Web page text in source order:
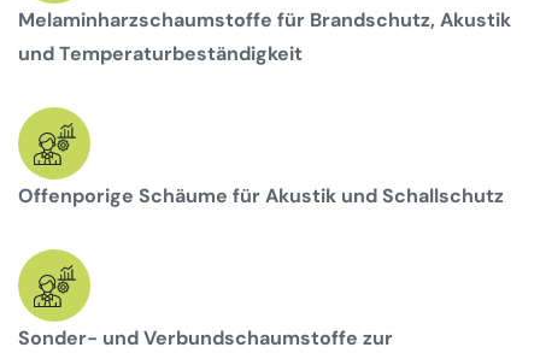
Melaminharzschaumstoffe für Brandschutz, Akustik
und Temperaturbeständigkeit
Offenporige Schäume für Akustik und Schallschutz
Sonder- und Verbundschaumstoffe zur